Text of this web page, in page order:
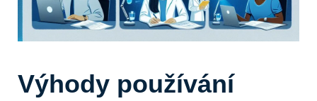
Výhody používání